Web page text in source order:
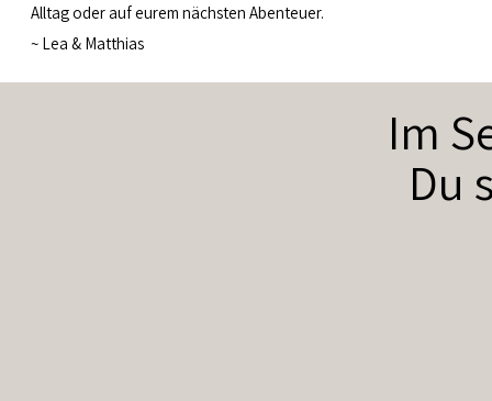
Alltag oder auf eurem nächsten Abenteuer.
~ Lea & Matthias
Im
Du